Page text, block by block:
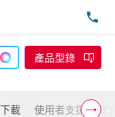
產品型錄
下載 使用者支援 了